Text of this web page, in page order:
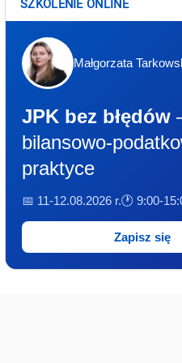
Małgorzata
JPK bez błędów
bilansowo-
praktyce
📅 11-12.08.2026 r.🕐 9:00-
Zapisz się